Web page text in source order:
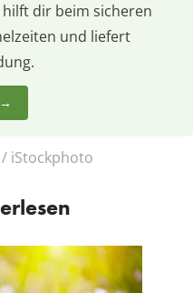
hilft dir beim sicheren
und liefert
iStockphoto